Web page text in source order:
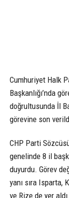
Cumhuriyet Halk
Başkanlığı’nda
doğrultusunda İl
görevine son
CHP Parti
genelinde 8 il
duyurdu. Görev
yanı sıra Isparta,
ve Rize de yer aldı.